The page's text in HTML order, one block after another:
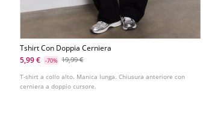
Tshirt Con Doppia Cerniera
5,99 €
-70% 19,99 €
T-shirt a collo alto. Manica lunga. Chiusura anteriore con
cerniera a doppio cursore.